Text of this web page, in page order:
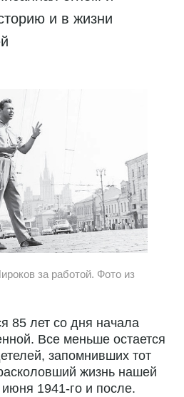
и в жизни
за работой. Фото из
85 лет со дня начала
Все меньше остается
запомнивших тот
жизнь нашей
1941-го и после.